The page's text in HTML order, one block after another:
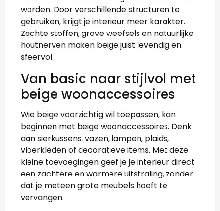
worden. Door verschillende structuren te
gebruiken, krijgt je interieur meer karakter.
Zachte stoffen, grove weefsels en natuurlijke
houtnerven maken beige juist levendig en
sfeervol.
Van basic naar stijlvol met
beige woonaccessoires
Wie beige voorzichtig wil toepassen, kan
beginnen met beige woonaccessoires. Denk
aan sierkussens, vazen, lampen, plaids,
vloerkleden of decoratieve items. Met deze
kleine toevoegingen geef je je interieur direct
een zachtere en warmere uitstraling, zonder
dat je meteen grote meubels hoeft te
vervangen.